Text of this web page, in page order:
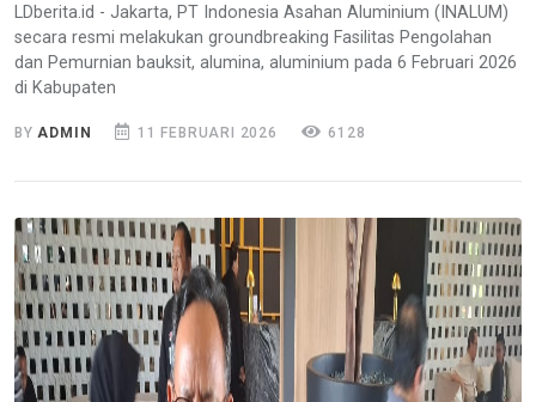
LDberita.id - Jakarta, PT Indonesia Asahan Aluminium (INALUM)
secara resmi melakukan groundbreaking Fasilitas Pengolahan
dan Pemurnian bauksit, alumina, aluminium pada 6 Februari 2026
di Kabupaten
BY ADMIN 11 FEBRUARI 2026 6128